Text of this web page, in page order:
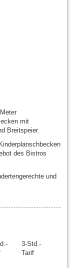
mit
Breitspeier.
des Bistros
und
3-Std.-
Tarif